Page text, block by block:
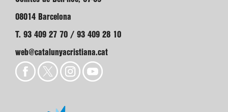
08014 Barcelona
T. 93 409 27 70 / 93 409 28 10
web@catalunyacristiana.cat